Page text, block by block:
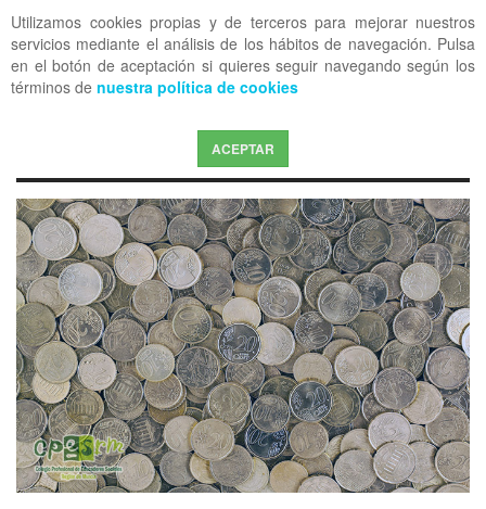
Utilizamos cookies propias y de terceros para mejorar nuestros
servicios mediante el análisis de los hábitos de navegación. Pulsa
en el botón de aceptación si quieres seguir navegando según los
términos de nuestra política de cookies
ACEPTAR
OFF CANVAS